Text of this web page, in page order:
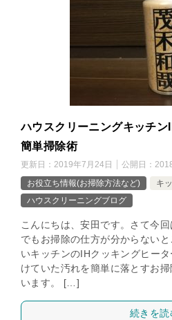
ハウスクリーニングキッチ
簡単掃除術
更新日： 2019年7月24日 公開日：
お役立ち情報(お掃除方法など)
キ
ハウスクリーニングブログ
こんにちは、安田です。さて今
でもお掃除の仕方が分からない
いキッチンのIHクッキングヒー
けていた汚れを簡単に落とすお
います。 […]
続きを読